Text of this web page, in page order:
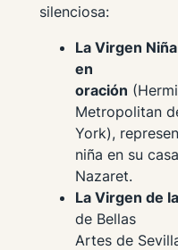
silenciosa:
La Virgen
en
oración
Metropolitan
York),
niña en su
Nazaret.
La Virgen de
de Bellas
Artes de